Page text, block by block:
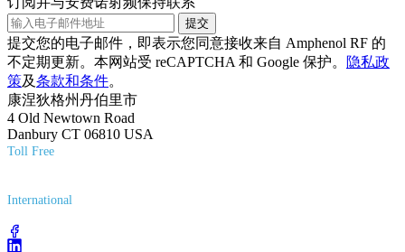
提交
提交您的电子邮件，即表示您同意接收来自 Amphenol RF 的
不定期更新。本网站受 reCAPTCHA 和 Google 保护。
隐私政
策及条款和条件。
康涅狄格州丹伯里市
4 Old Newtown Road
Danbury CT 06810 USA
Toll Free
International